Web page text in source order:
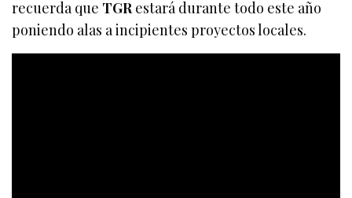
recuerda que TGRestará durante todo este año
poniendo alas a incipientes proyectos locales.